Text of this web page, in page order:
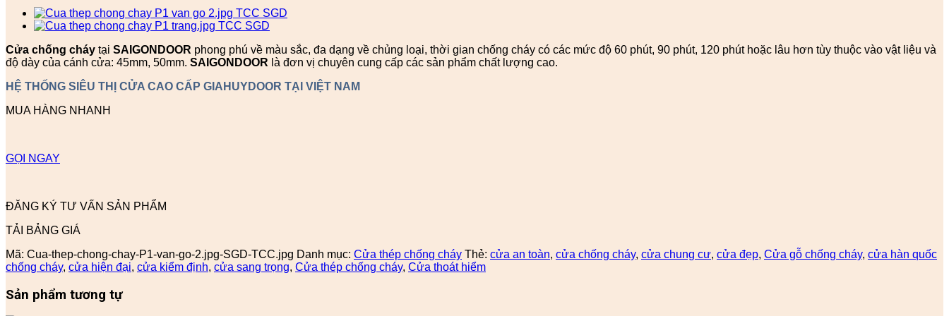
Cửa chống cháy tại SAIGONDOOR phong phú về màu sắc, đa dạng về chủng loại, thời gian chống cháy có các mức độ 60 phút, 90 phút, 120 phút hoặc lâu hơn tùy thuộc vào vật liệu và
độ dày của cánh cửa: 45mm, 50mm. SAIGONDOOR là đơn vị chuyên cung cấp các sản phẩm chất lượng cao.
HỆ THỐNG SIÊU THỊ CỬA CAO CẤP GIAHUYDOOR TẠI VIỆT NAM
MUA HÀNG NHANH
GỌI NGAY
ĐĂNG KÝ TƯ VẤN SẢN PHẨM
TẢI BẢNG GIÁ
Mã: Cua-thep-chong-chay-P1-van-go-2.jpg-SGD-TCC.jpg Danh mục: Cửa thép chống cháy Thẻ: cửa an toàn, cửa chống cháy, cửa chung cư, cửa đẹp, Cửa gỗ chống cháy, cửa hàn quốc
chống cháy, cửa hiện đại, cửa kiểm định, cửa sang trọng, Cửa thép chống cháy, Cửa thoát hiểm
Sản phẩm tương tự